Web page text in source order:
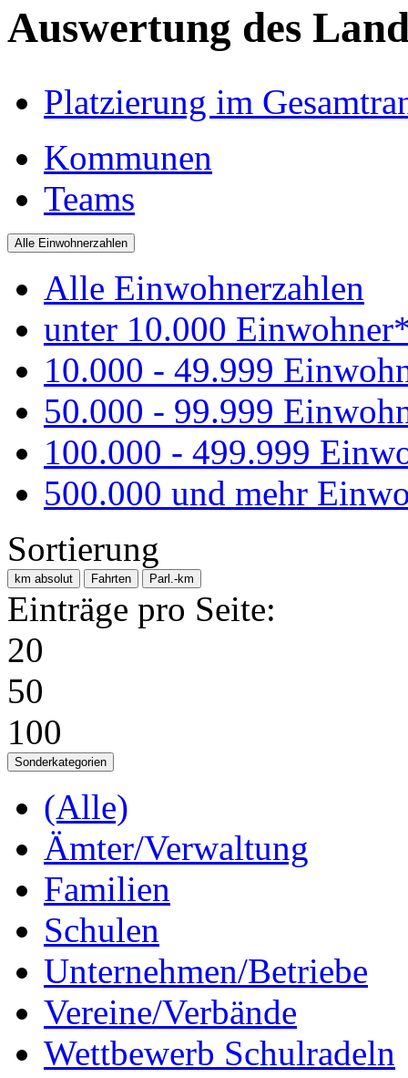
Auswertung des
Platzierung im
Kommunen
Teams
Alle Einwohnerzahlen
Alle Einwohnerzahlen
unter 10.000
10.000 - 49.999
50.000 - 99.999
100.000 - 499.999
500.000 und mehr
Sortierung
km absolut Fahrten Parl.-km
Einträge pro Seite:
20
50
100
Sonderkategorien
(Alle)
Ämter/Verwaltung
Familien
Schulen
Unternehmen/Betriebe
Vereine/Verbände
Wettbewerb Schulradeln